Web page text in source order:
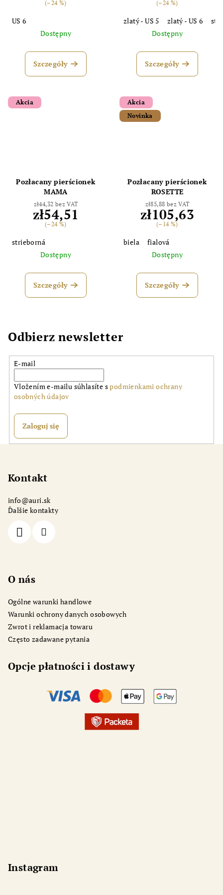
(–24 %)
US 6
Dostępny
Szczegóły
(–24 %)
zlatý - US 5 zlatý - US 6
Dostępny
Szczegóły
Akcia
Pozłacany pierścionek
MAMA
zł44,32 bez VAT
zł54,51
(–24 %)
strieborná
Dostępny
Szczegóły
Akcia
Novinka
Pozłacany pierścionek
ROSETTE
zł85,88 bez VAT
zł105,63
(–14 %)
biela
fialová
Dostępny
Szczegóły
Odbierz newsletter
E-mail
Vložením e-mailu súhlasíte spodmienkami ochrany
osobných údajov
Zaloguj się
Kontakt
info@auri.sk
Ďalšie kontakty
O nás
Ogólne warunki handlowe
Warunki ochrony danych osobowych
Zwrot i reklamacja towaru
Często zadawane pytania
Opcje płatności i dostawy
Instagram